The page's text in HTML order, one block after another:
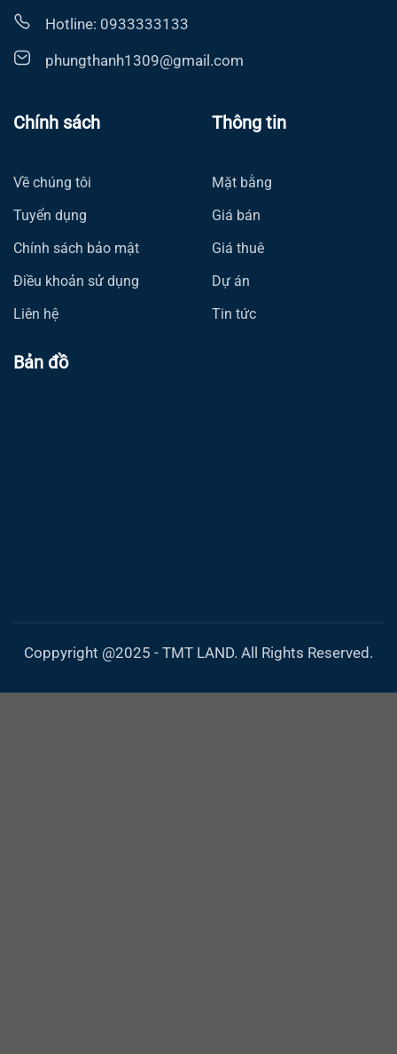
Hotline: 0933333133
phungthanh1309@gmail.com
Chính sách
Về chúng tôi
Tuyển dụng
Chính sách bảo mật
Điều khoản sử dụng
Liên hệ
Thông tin
Mặt bằng
Giá bán
Giá thuê
Dự án
Tin tức
Bản đồ
Coppyright @2025 - TMT LAND. All Rights Reserved.